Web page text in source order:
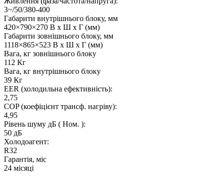
3~/50/380-400
Габарити внутрішнього блоку, мм
420×790×270 В x Ш x Г (мм)
Габарити зовнішнього блоку, мм
1118×865×523 В x Ш x Г (мм)
Вага, кг зовнішнього блоку
112 Кг
Вага, кг внутрішнього блоку
39 Кг
EER (холодильна ефективність):
2,75
COP (коефіцієнт трансф. нагріву):
4,95
Рівень шуму дБ ( Ном. ):
50 дБ
Холодоагент:
R32
Гарантія, міс
24 місяці